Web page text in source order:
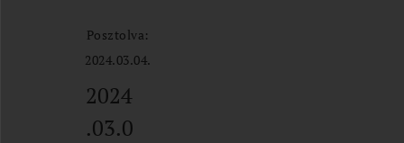
Posztolva:
2024.03.04.
2024
.03.0